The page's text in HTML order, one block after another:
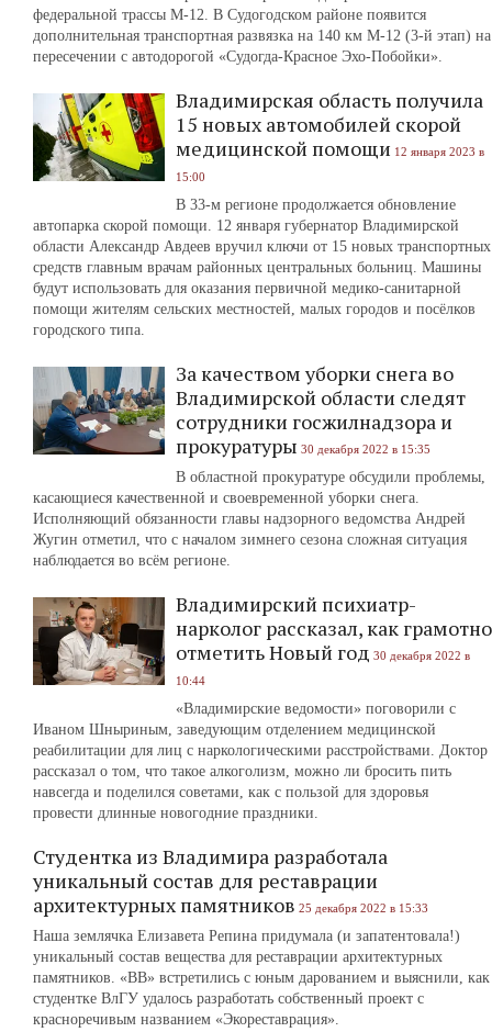
федеральной трассы М-12. В Судогодском районе появится
дополнительная транспортная развязка на 140 км М-12 (3-й этап) на
пересечении с автодорогой «Судогда-Красное Эхо-Побойки».
Владимирская область получила
15 новых автомобилей скорой
медицинской помощи 12 января 2023 в
15:00
В 33-м регионе продолжается обновление
автопарка скорой помощи. 12 января губернатор Владимирской
области Александр Авдеев вручил ключи от 15 новых транспортных
средств главным врачам районных центральных больниц. Машины
будут использовать для оказания первичной медико-санитарной
помощи жителям сельских местностей, малых городов и посёлков
городского типа.
За качеством уборки снега во
Владимирской области следят
сотрудники госжилнадзора и
прокуратуры 30 декабря 2022 в 15:35
В областной прокуратуре обсудили проблемы,
касающиеся качественной и своевременной уборки снега.
Исполняющий обязанности главы надзорного ведомства Андрей
Жугин отметил, что с началом зимнего сезона сложная ситуация
наблюдается во всём регионе.
Владимирский психиатр-
нарколог рассказал, как грамотно
отметить Новый год 30 декабря 2022 в
10:44
«Владимирские ведомости» поговорили с
Иваном Шныриным, заведующим отделением медицинской
реабилитации для лиц с наркологическими расстройствами. Доктор
рассказал о том, что такое алкоголизм, можно ли бросить пить
навсегда и поделился советами, как с пользой для здоровья
провести длинные новогодние праздники.
Студентка из Владимира разработала
уникальный состав для реставрации
архитектурных памятников 25 декабря 2022 в 15:33
Наша землячка Елизавета Репина придумала (и запатентовала!)
уникальный состав вещества для реставрации архитектурных
памятников. «ВВ» встретились с юным дарованием и выяснили, как
студентке ВлГУ удалось разработать собственный проект с
красноречивым названием «Экореставрация».